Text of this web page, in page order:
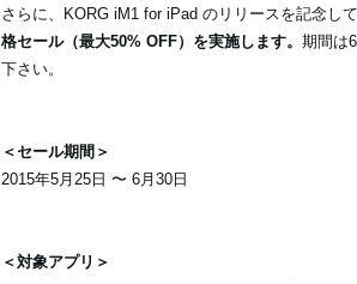
さらに、KORG iM1 for iPad のリリースを記念し
格セール（最大50% OFF）を実施します。 期間は
下さい。
＜セール期間＞
2015年5月25日 〜 6月30日
＜対象アプリ＞